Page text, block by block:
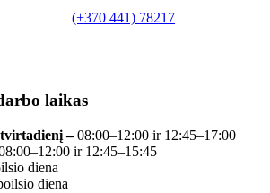
(+370 441) 78217
laikas
–08:00–12:00 ir 12:45–17:00
ir 12:45–15:45
diena
diena